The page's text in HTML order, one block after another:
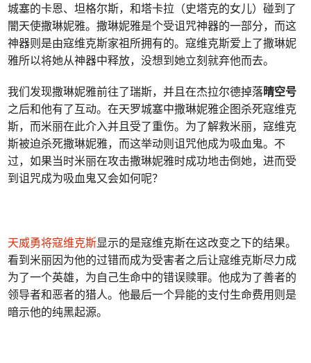
城塞的卡恩、坦格尔斯，和塔卡拉（史塔克的女儿）碰到了
闇天使撒琳妮雅。撒琳妮雅是个受诅咒神器的一部分，而这
神器则是由寇维克斯家祖所拥有的。寇维克斯爱上了撒琳妮
雅所以将她从神器中释放，没想到她立刻就弃他而去。
我们发现撒琳妮雅前往了瑞斯，并且在杰拉尔德掉落晴空号
之后和他有了互动。在天罗城塞中撒琳妮雅企图杀死寇维克
斯，而米丽在此介入并且受了重伤。为了解救米丽，寇维克
斯被迫杀死撒琳妮雅，而这举动则诅咒他成为吸血鬼。不
过，如果当时米丽在攻击撒琳妮雅时成功地击倒她，进而受
到诅咒成为吸血鬼又会如何呢？
天威勇将寇维克斯显示的是寇维克斯在这改变之下的结果。
看到米丽因为他的过错而成为受害者之后让寇维克斯尽力成
为了一个英雄，为自己生命中的错误赎罪。他成为了善者的
领导者和恶者的猎人。他最后一个异能的支付生命费用则是
暗示他的纯黑起源。